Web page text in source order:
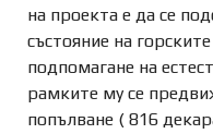
на проекта е да се
състояние на
подпомагане на
рамките му се
попълване ( 816